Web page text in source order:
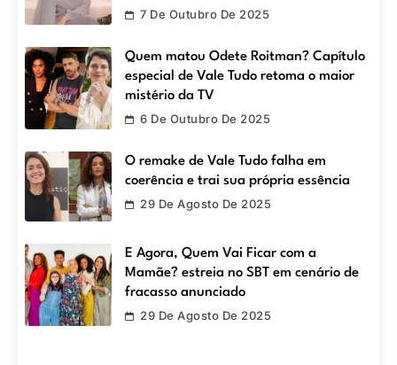
7 De Outubro De 2025
Quem matou Odete Roitman? Capítulo
especial de Vale Tudo retoma o maior
mistério da TV
6 De Outubro De 2025
O remake de Vale Tudo falha em
coerência e trai sua própria essência
29 De Agosto De 2025
E Agora, Quem Vai Ficar com a
Mamãe? estreia no SBT em cenário de
fracasso anunciado
29 De Agosto De 2025